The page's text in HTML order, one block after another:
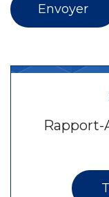
Envoyer
Rapport-